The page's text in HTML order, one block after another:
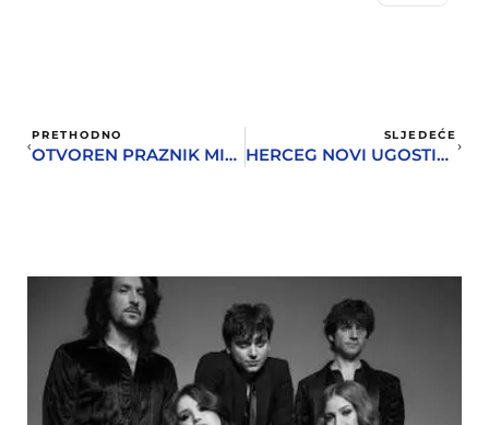
PRETHODNO
OTVOREN PRAZNIK MIMOZE
SLJEDEĆE
HERCEG NOVI UGOSTIO NEW CASTLES OF THE WORLD